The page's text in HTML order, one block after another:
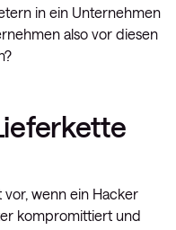
in ein Unternehmen
also vor diesen
wenn ein Hacker
kompromittiert und